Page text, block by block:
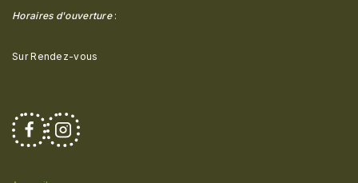
Horaires d'ouverture:
Sur Rendez-vous